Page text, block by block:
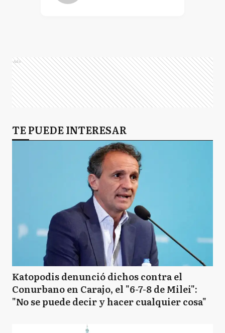
Ads
TE PUEDE INTERESAR
Katopodis denunció dichos contra el
Conurbano en Carajo, el "6-7-8 de Milei":
"No se puede decir y hacer cualquier cosa"